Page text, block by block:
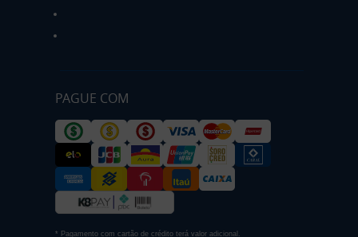
PAGUE COM
* Pagamento com cartão de crédito terá valor adicional.